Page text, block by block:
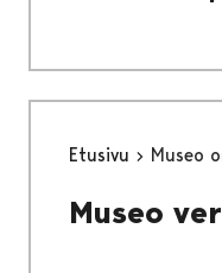
Etusivu Museo
Museo